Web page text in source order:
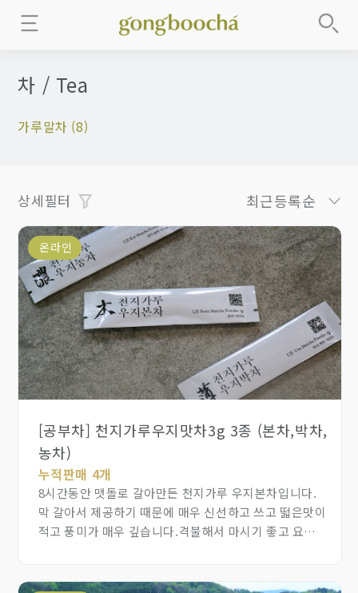
차 / Tea
가루말차 (8)
상세필터 최근등록순
온라인
[공부차] 천지가루우지맛차3g 3종 (본차,박차,
농차)
누적판매 4개
8시간동안 맷돌로 갈아만든 천지가루 우지본차입니다.
막 갈아서 제공하기 때문에 매우 신선하고 쓰고 떫은맛이
적고 풍미가 매우 깊습니다.격불해서 마시기 좋고 요리,